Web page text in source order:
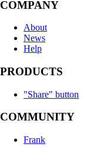
COMPANY
About
News
Help
PRODUCTS
"Share" button
COMMUNITY
Frank